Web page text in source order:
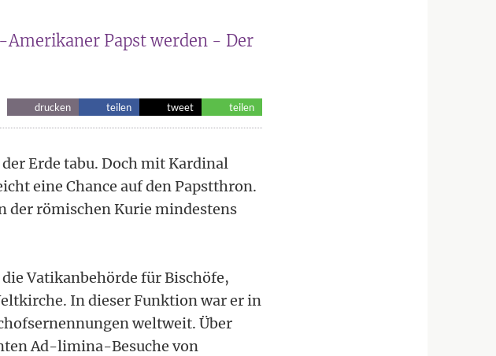
Papst werden - Der
drucken teilen tweet teilen
Erde tabu. Doch mit Kardinal
eine Chance auf den Papstthron.
der römischen Kurie mindestens
Vatikanbehörde für Bischöfe,
In dieser Funktion war er in
weltweit. Über
Ad-limina-Besuche von